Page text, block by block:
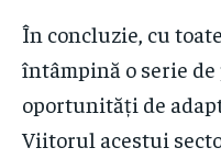
În concluzie, cu
întâmpină o serie
oportunități de
Viitorul acestui